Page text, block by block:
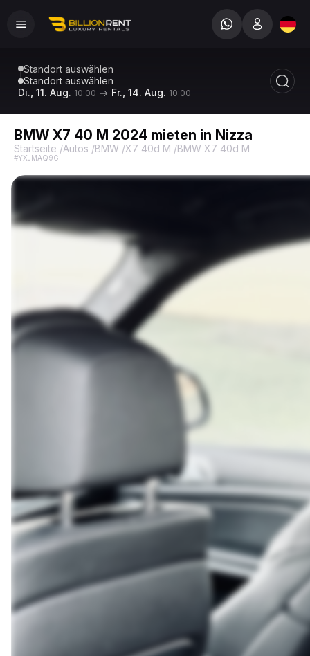
Standort auswählen
Standort auswählen
Di., 11. Aug. 10:00 Fr., 14. Aug. 10:00
BMW X7 40 M 2024 mieten in Nizza
Startseite /Autos /BMW /X7 40d M /BMW X7 40d M
#YXJMAQ9G